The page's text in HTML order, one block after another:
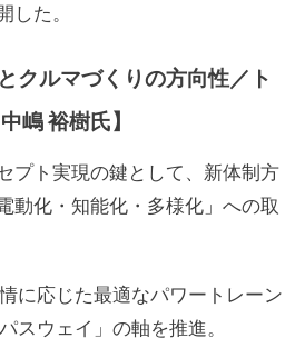
した。
クルマづくりの方向性／ト
中嶋 裕樹氏】
プト実現の鍵として、新体制方
動化・知能化・多様化」への取
に応じた最適なパワートレーン
スウェイ」の軸を推進。